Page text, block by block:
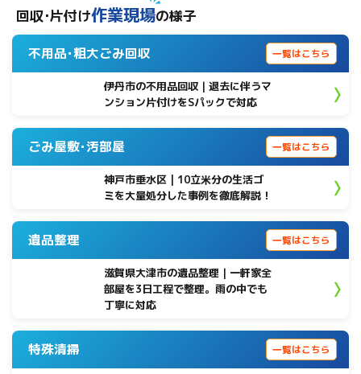
回収･片付け作業現場の様子
不用品･粗大ごみ回収 一覧はこちら
伊丹市の不用品回収｜退去に伴うマ
ンション片付けをSパックで対応
ごみ屋敷･汚部屋 一覧はこちら
神戸市垂水区 | 10立米分の生活ゴ
ミを大量処分した事例を徹底解説！
遺品整理 一覧はこちら
滋賀県大津市の遺品整理｜一軒家全
部屋を3日工程で整理。雨の中でも
丁寧に対応
特殊清掃 一覧はこちら